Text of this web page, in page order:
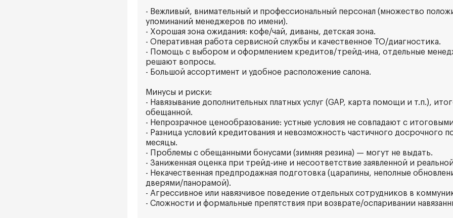
- Вежливый, внимательный и профессиональный персонал (множество
упоминаний менеджеров по имени).
- Хорошая зона ожидания: кофе/чай, диваны, детская зона.
- Оперативная работа сервисной службы и качественное ТО/диагностика.
- Помощь с выбором и оформлением кредитов/трейд‑ина, отдельные
решают вопросы.
- Большой ассортимент и удобное расположение салона.
Минусы и риски:
- Навязывание дополнительных платных услуг (GAP, карта помощи и т.п.),
обещанной.
- Непрозрачное ценообразование: устные условия не совпадают с
- Разница условий кредитования и невозможность частичного досрочного
месяцы.
- Проблемы с обещанными бонусами (зимняя резина) — могут не выдать.
- Заниженная оценка при трейд‑ине и несоответствие заявленной и
- Некачественная предпродажная подготовка (царапины, неполные
дверями/панорамой).
- Агрессивное или навязчивое поведение отдельных сотрудников в
- Сложности и формальные препятствия при возврате/оспаривании